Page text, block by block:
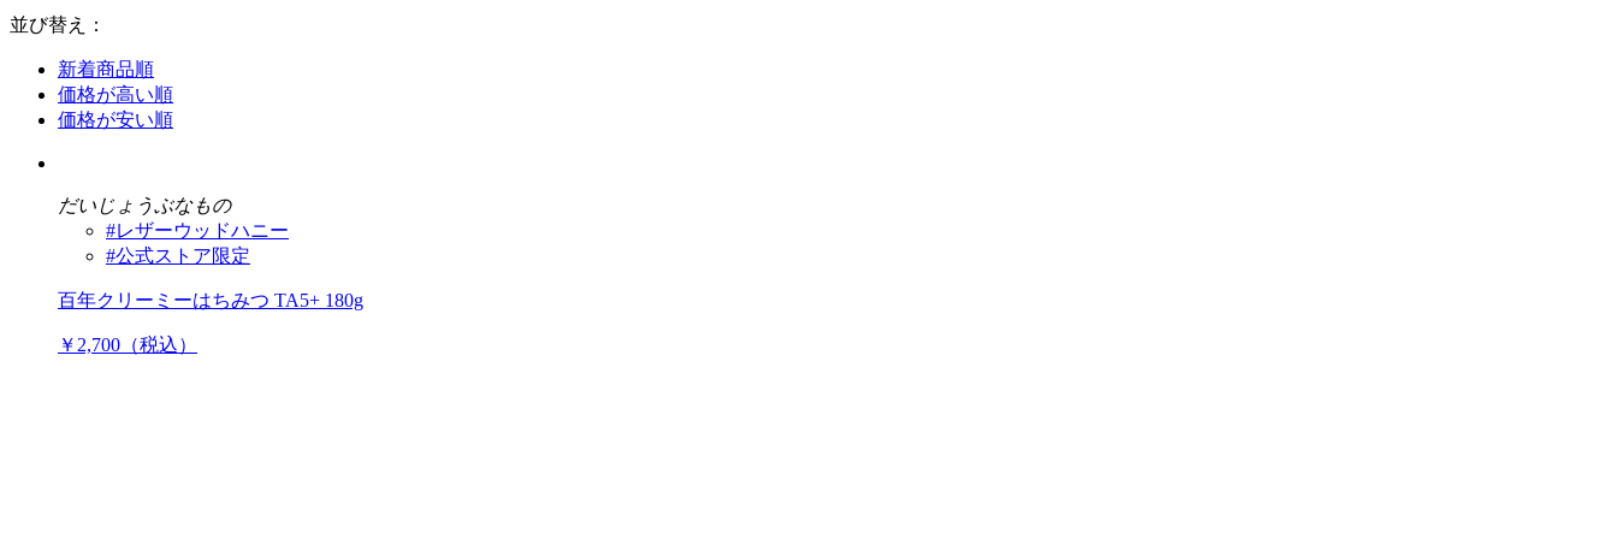
並び替え：
新着商品順
価格が高い順
価格が安い順
だいじょうぶなもの
#レザーウッドハニー
#公式ストア限定
百年クリーミーはちみつ TA5+ 180g
￥2,700（税込）